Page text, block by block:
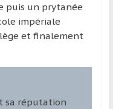
puis un prytanée
impériale
et finalement
sa réputation